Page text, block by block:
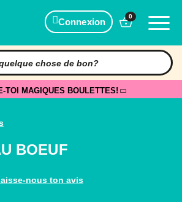
Connexion
0
TOI MAGIQUES BOULETTES!
BOEUF
nous ton avis